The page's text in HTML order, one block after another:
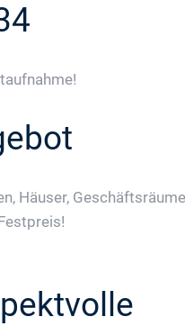
Häuser,